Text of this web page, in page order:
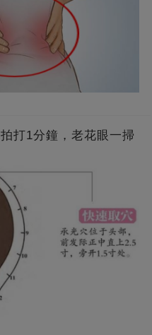
打1分鐘，老花眼一掃